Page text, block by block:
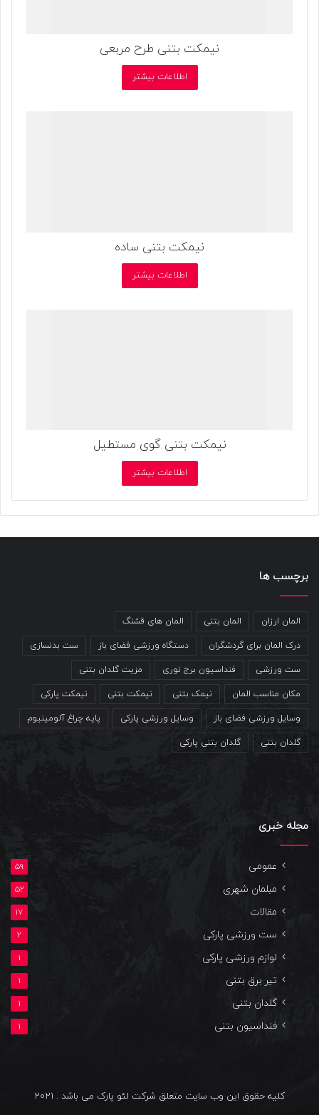
نیمکت بتنی طرح مربعی
اطلاعات بیشتر
نیمکت بتنی ساده
اطلاعات بیشتر
نیمکت بتنی گوی مستطیل
اطلاعات بیشتر
برچسب ها
المان ارزان المان بتنی المان های قشنگ
درک المان برای گردشگران دستگاه ورزشی فضای باز ست بدنسازی
ست ورزشی فنداسیون برج نوری مزیت گلدان بتنی
مکان مناسب المان نیمک بتنی نیمکت بتنی نیمکت پارکی
وسایل ورزشی فضای باز وسایل ورزشی پارکی پایه چراغ آلومینیوم
گلدان بتنی گلدان بتنی پارکی
مجله خبری
عمومی 59
مبلمان شهری 52
مقالات 17
ست ورزشی پارکی 2
لوازم ورزشی پارکی 1
تیر برق بتنی 1
گلدان بتنی 1
فنداسیون بتنی 1
کلیه حقوق این وب سایت متعلق شرکت لئو پارک می باشد . 2021